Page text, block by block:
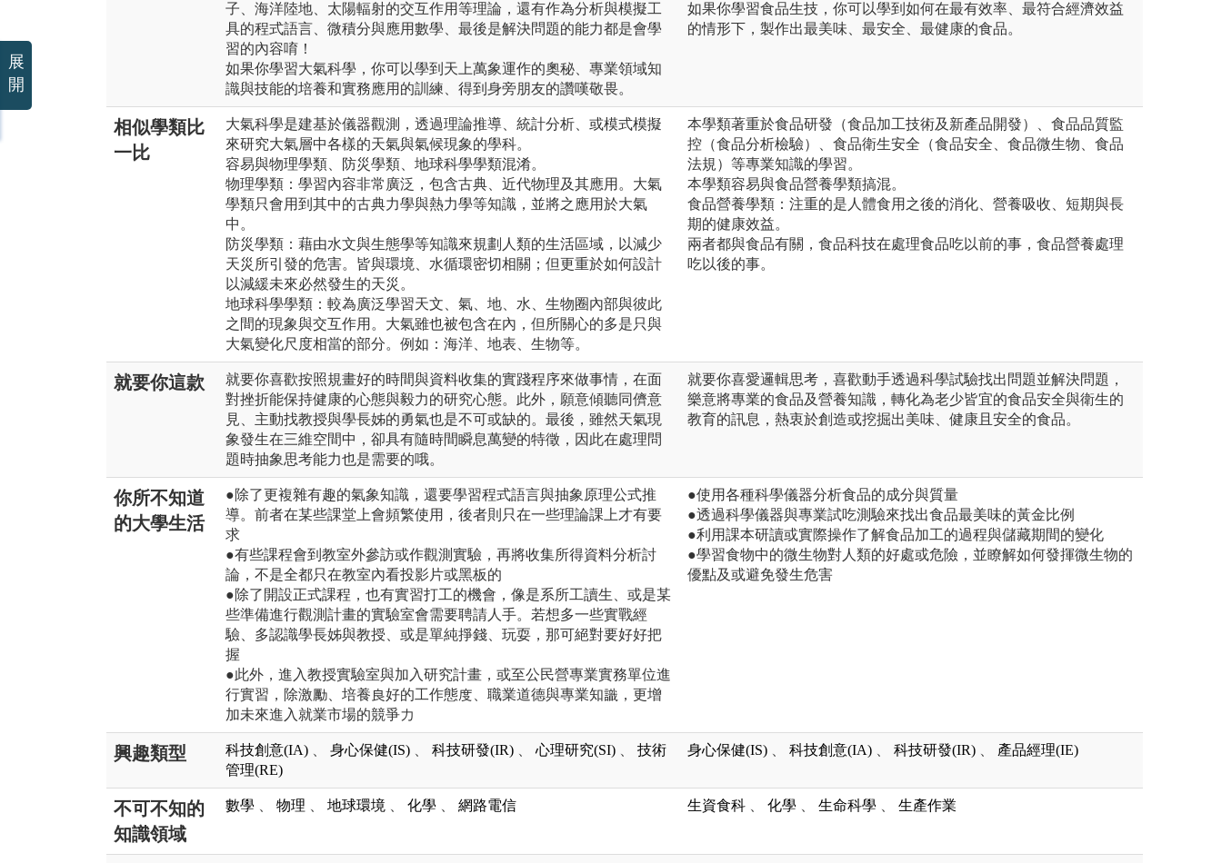
子、海洋陸地、太陽輻射的交互作用等理論，還有作為分析與模擬工
具的程式語言、微積分與應用數學、最後是解決問題的能力都是會學
習的內容唷！
如果你學習大氣科學，你可以學到天上萬象運作的奧秘、專業領域知
識與技能的培養和實務應用的訓練、得到身旁朋友的讚嘆敬畏。
如果你學習食品生技，你可以學到如何在最有效率、最符合經濟效益
的情形下，製作出最美味、最安全、最健康的食品。
相似學類比
一比
大氣科學是建基於儀器觀測，透過理論推導、統計分析、或模式模擬
來研究大氣層中各樣的天氣與氣候現象的學科。
容易與物理學類、防災學類、地球科學學類混淆。
物理學類：學習內容非常廣泛，包含古典、近代物理及其應用。大氣
學類只會用到其中的古典力學與熱力學等知識，並將之應用於大氣
中。
防災學類：藉由水文與生態學等知識來規劃人類的生活區域，以減少
天災所引發的危害。皆與環境、水循環密切相關；但更重於如何設計
以減緩未來必然發生的天災。
地球科學學類：較為廣泛學習天文、氣、地、水、生物圈內部與彼此
之間的現象與交互作用。大氣雖也被包含在內，但所關心的多是只與
大氣變化尺度相當的部分。例如：海洋、地表、生物等。
本學類著重於食品研發（食品加工技術及新產品開發）、食品品質監
控（食品分析檢驗）、食品衛生安全（食品安全、食品微生物、食品
法規）等專業知識的學習。
本學類容易與食品營養學類搞混。
食品營養學類：注重的是人體食用之後的消化、營養吸收、短期與長
期的健康效益。
兩者都與食品有關，食品科技在處理食品吃以前的事，食品營養處理
吃以後的事。
就要你這款
就要你喜歡按照規畫好的時間與資料收集的實踐程序來做事情，在面
對挫折能保持健康的心態與毅力的研究心態。此外，願意傾聽同儕意
見、主動找教授與學長姊的勇氣也是不可或缺的。最後，雖然天氣現
象發生在三維空間中，卻具有隨時間瞬息萬變的特徵，因此在處理問
題時抽象思考能力也是需要的哦。
就要你喜愛邏輯思考，喜歡動手透過科學試驗找出問題並解決問題，
樂意將專業的食品及營養知識，轉化為老少皆宜的食品安全與衛生的
教育的訊息，熱衷於創造或挖掘出美味、健康且安全的食品。
你所不知道
的大學生活
●除了更複雜有趣的氣象知識，還要學習程式語言與抽象原理公式推
導。前者在某些課堂上會頻繁使用，後者則只在一些理論課上才有要
求
●有些課程會到教室外參訪或作觀測實驗，再將收集所得資料分析討
論，不是全都只在教室內看投影片或黑板的
●除了開設正式課程，也有實習打工的機會，像是系所工讀生、或是某
些準備進行觀測計畫的實驗室會需要聘請人手。若想多一些實戰經
驗、多認識學長姊與教授、或是單純掙錢、玩耍，那可絕對要好好把
握
●此外，進入教授實驗室與加入研究計畫，或至公民營專業實務單位進
行實習，除激勵、培養良好的工作態度、職業道德與專業知識，更增
加未來進入就業市場的競爭力
●使用各種科學儀器分析食品的成分與質量
●透過科學儀器與專業試吃測驗來找出食品最美味的黃金比例
●利用課本研讀或實際操作了解食品加工的過程與儲藏期間的變化
●學習食物中的微生物對人類的好處或危險，並瞭解如何發揮微生物的
優點及或避免發生危害
興趣類型 科技創意(IA) 身心保健(IS) 科技研發(IR) 心理研究(SI)
技術
管理(RE)
身心保健(IS) 科技創意(IA) 科技研發(IR) 產品經理(IE)
不可不知的
知識領域
數學 物理 地球環境 化學 網路電信 生資食科 化學 生命科學 生產作業
展
開